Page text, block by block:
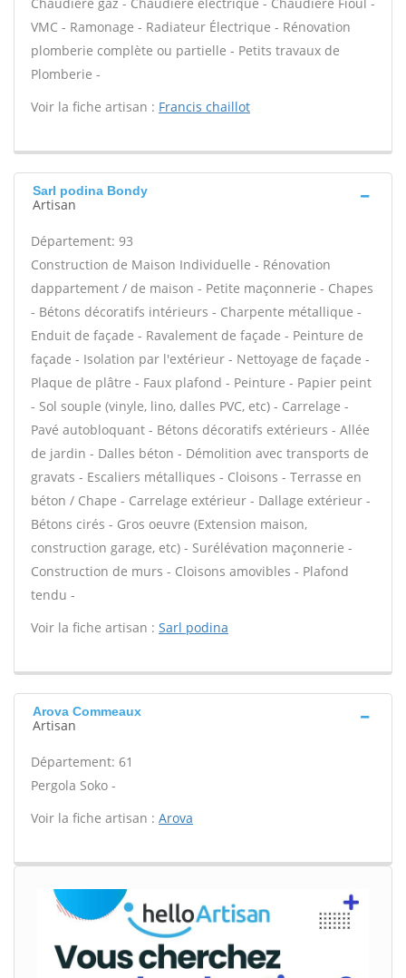
VMC - Ramonage - Radiateur Électrique - Rénovation
plomberie complète ou partielle - Petits travaux de
Plomberie -
Voir la fiche artisan : Francis chaillot
Sarl podina Bondy
Artisan
Département: 93
Construction de Maison Individuelle - Rénovation
dappartement / de maison - Petite maçonnerie - Chapes
- Bétons décoratifs intérieurs - Charpente métallique -
Enduit de façade - Ravalement de façade - Peinture de
façade - Isolation par l'extérieur - Nettoyage de façade -
Plaque de plâtre - Faux plafond - Peinture - Papier peint
- Sol souple (vinyle, lino, dalles PVC, etc) - Carrelage -
Pavé autobloquant - Bétons décoratifs extérieurs - Allée
de jardin - Dalles béton - Démolition avec transports de
gravats - Escaliers métalliques - Cloisons - Terrasse en
béton / Chape - Carrelage extérieur - Dallage extérieur -
Bétons cirés - Gros oeuvre (Extension maison,
construction garage, etc) - Surélévation maçonnerie -
Construction de murs - Cloisons amovibles - Plafond
tendu -
Voir la fiche artisan : Sarl podina
Arova Commeaux
Artisan
Département: 61
Pergola Soko -
Voir la fiche artisan : Arova